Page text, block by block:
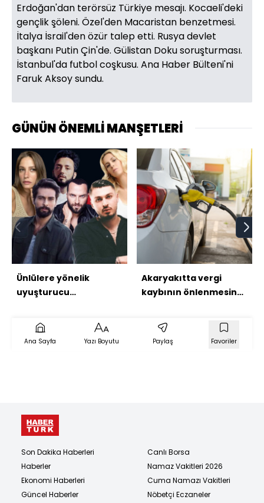
Erdoğan'dan terörsüz Türkiye mesajı. Kocaeli'deki
gençlik şöleni. Özel'den Macaristan benzetmesi.
İtalya İsrail'den özür talep etti. Rusya devlet
başkanı Putin Çin'de. Gülistan Doku soruşturması.
İstanbul'da futbol coşkusu. Ana Haber Bülteni'ni
Faruk Aksoy sundu.
GÜNÜN ÖNEMLİ MANŞETLERİ
Ünlülere yönelik
uyuşturucu
Akaryakıtta vergi
kaybının önlenmesine
Ana Sayfa Yazı Boyutu Paylaş Favoriler
Son Dakika Haberleri
Haberler
Ekonomi Haberleri
Güncel Haberler
Canlı Borsa
Namaz Vakitleri 2026
Cuma Namazı Vakitleri
Nöbetçi Eczaneler